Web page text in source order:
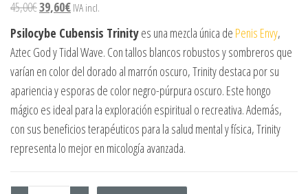
45,00€39,60€ IVA incl.
Psilocybe Cubensis Trinityes una mezcla única de Penis Envy,
Aztec God y Tidal Wave. Con tallos blancos robustos y sombreros que
varían en color del dorado al marrón oscuro, Trinity destaca por su
apariencia y esporas de color negro-púrpura oscuro. Este hongo
mágico es ideal para la exploración espiritual o recreativa. Además,
con sus beneficios terapéuticos para la salud mental y física, Trinity
representa lo mejor en micología avanzada.